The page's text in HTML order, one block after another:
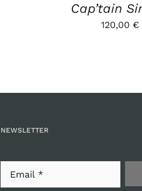
Cap’tain
120,00 €
NEWSLETTER